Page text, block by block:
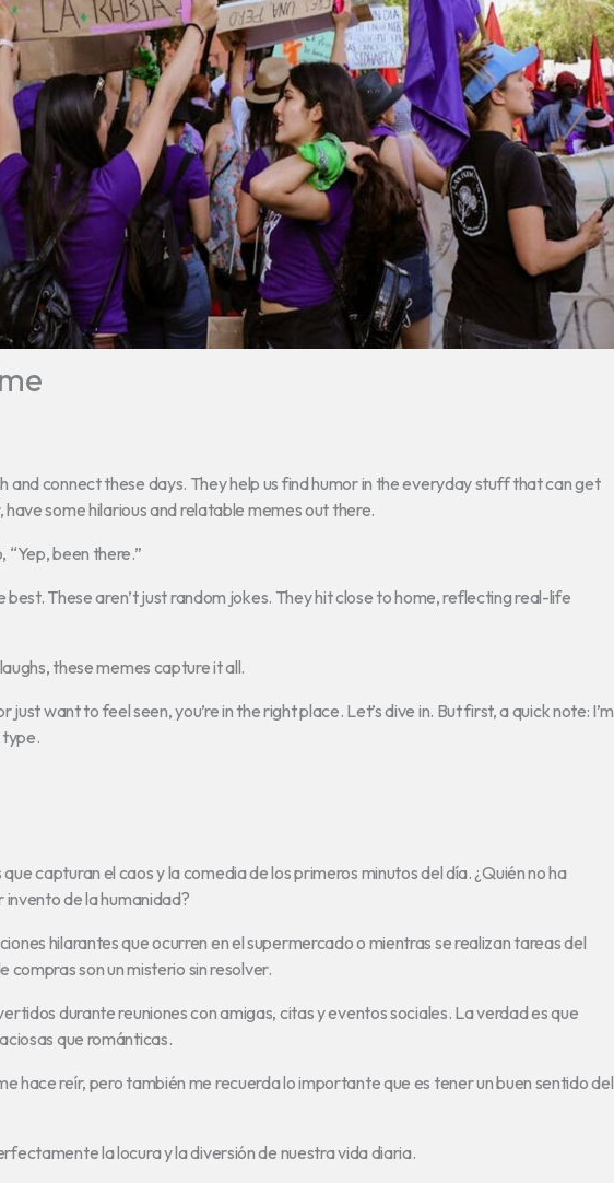
and connect these days. They help us find humor in the everyday stuff that can get
some hilarious and relatable memes out there.
“Yep, been there.”
best. These aren’t just random jokes. They hit close to home, reflecting real-life
these memes capture it all.
just want to feel seen, you’re in the right place. Let’s dive in. But first, a quick note: I’m
type.
capturan el caos y la comedia de los primeros minutos del día. ¿Quién no ha
de la humanidad?
hilarantes que ocurren en el supermercado o mientras se realizan tareas del
compras son un misterio sin resolver.
durante reuniones con amigas, citas y eventos sociales. La verdad es que
que románticas.
hace reír, pero también me recuerda lo importante que es tener un buen sentido del
la locura y la diversión de nuestra vida diaria.